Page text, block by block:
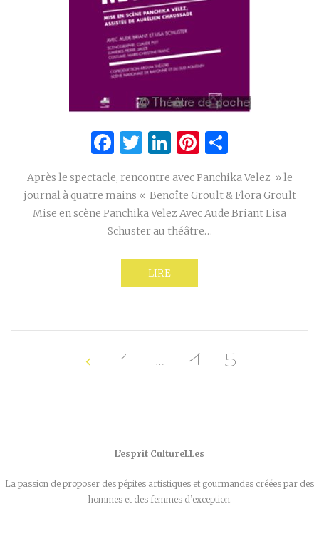
Facebook
Twitter
LinkedIn
Pinterest
Après le spectacle, rencontre avec Panchika Velez » le
journal à quatre mains « Benoîte Groult & Flora Groult
Mise en scène Panchika Velez Avec Aude Briant Lisa
Schuster au théâtre…
LIRE
1 … 4 5
L’esprit CultureLLes
La passion de proposer des pépites artistiques et gourmandes créées par des
hommes et des femmes d’exception.